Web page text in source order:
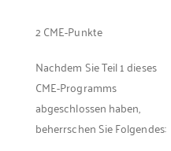
2 CME-Punkte
Nachdem Sie Teil 1 dieses
CME-Programms
abgeschlossen haben,
beherrschen Sie Folgendes: